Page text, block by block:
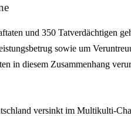
und 350 Tatverdächtigen
sowie um
in diesem Zusammenhang
versinkt im Multikulti-